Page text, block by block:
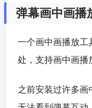
弹幕画中画播
一个画中画播放工
处，支持画中画播
之前安装过许多画